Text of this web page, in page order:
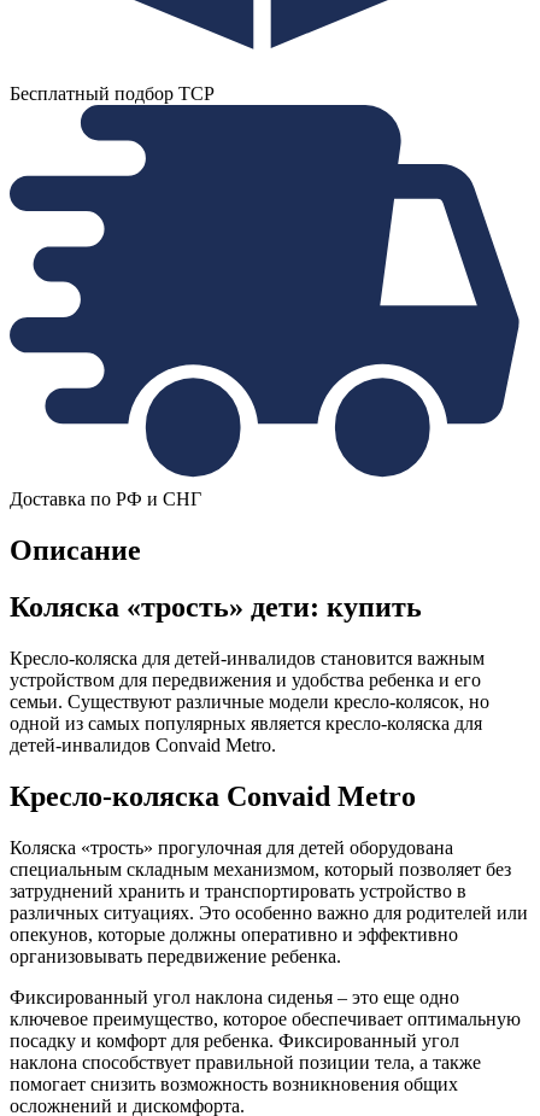
Бесплатный подбор ТСР
Доставка по РФ и СНГ
Описание
Коляска «трость» дети: купить
Кресло-коляска для детей-инвалидов становится важным
устройством для передвижения и удобства ребенка и его
семьи. Существуют различные модели кресло-колясок, но
одной из самых популярных является кресло-коляска для
детей-инвалидов Convaid Metro.
Кресло-коляска Convaid Metro
Коляска «трость» прогулочная для детей оборудована
специальным складным механизмом, который позволяет без
затруднений хранить и транспортировать устройство в
различных ситуациях. Это особенно важно для родителей или
опекунов, которые должны оперативно и эффективно
организовывать передвижение ребенка.
Фиксированный угол наклона сиденья – это еще одно
ключевое преимущество, которое обеспечивает оптимальную
посадку и комфорт для ребенка. Фиксированный угол
наклона способствует правильной позиции тела, а также
помогает снизить возможность возникновения общих
осложнений и дискомфорта.